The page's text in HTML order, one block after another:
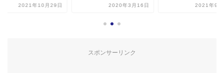
2021年10月29日 2020年3月16日 2021年9
スポンサーリンク